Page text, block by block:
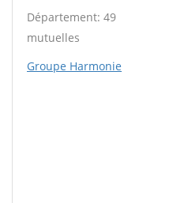
Département: 49
mutuelles
Groupe Harmonie